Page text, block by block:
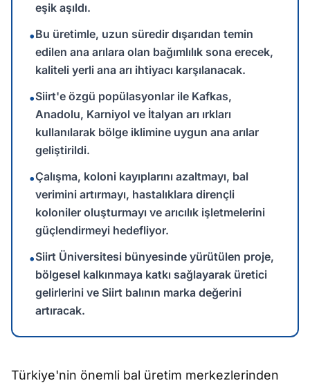
eşik aşıldı.
•Bu üretimle, uzun süredir dışarıdan temin
edilen ana arılara olan bağımlılık sona erecek,
kaliteli yerli ana arı ihtiyacı karşılanacak.
•Siirt'e özgü popülasyonlar ile Kafkas,
Anadolu, Karniyol ve İtalyan arı ırkları
kullanılarak bölge iklimine uygun ana arılar
geliştirildi.
•Çalışma, koloni kayıplarını azaltmayı, bal
verimini artırmayı, hastalıklara dirençli
koloniler oluşturmayı ve arıcılık işletmelerini
güçlendirmeyi hedefliyor.
•Siirt Üniversitesi bünyesinde yürütülen proje,
bölgesel kalkınmaya katkı sağlayarak üretici
gelirlerini ve Siirt balının marka değerini
artıracak.
Türkiye'nin önemli bal üretim merkezlerinden